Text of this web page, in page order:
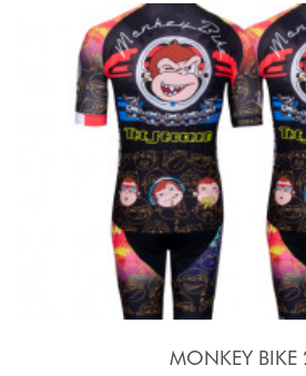
MONKEY BIKE